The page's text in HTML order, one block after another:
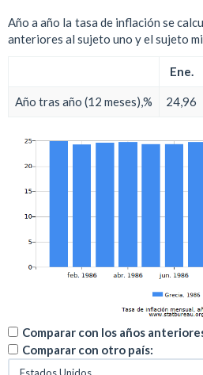
Año a año la tasa de inflación se
anteriores al sujeto uno y el sujeto
Ene.
Año tras año (12 meses),% 24,96
Comparar con los años
Comparar con otro país: